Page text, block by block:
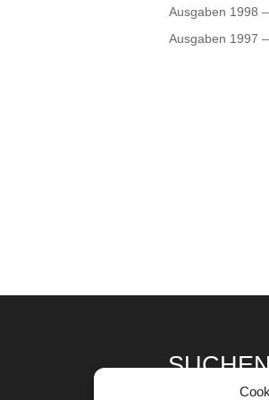
Ausgaben 1998
Ausgaben 1997